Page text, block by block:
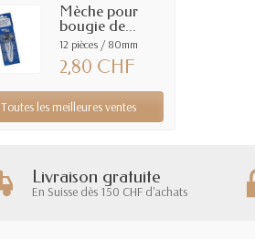
Mèche pour
bougie de...
12 pièces / 80mm
2,80 CHF
Toutes les meilleures ventes
Livraison gratuite
En Suisse dès 150 CHF d'achats